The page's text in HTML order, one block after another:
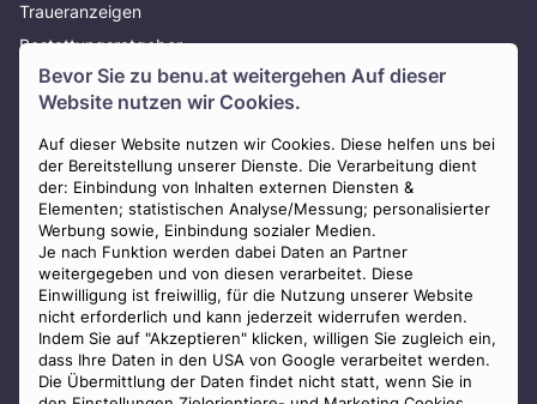
Bevor Sie zu benu.at weitergehen Auf dieser
Website nutzen wir Cookies.
Auf dieser Website nutzen wir Cookies. Diese helfen uns bei
der Bereitstellung unserer Dienste. Die Verarbeitung dient
der: Einbindung von Inhalten externen Diensten &
Elementen; statistischen Analyse/Messung; personalisierter
Werbung sowie, Einbindung sozialer Medien.
Je nach Funktion werden dabei Daten an Partner
weitergegeben und von diesen verarbeitet. Diese
Einwilligung ist freiwillig, für die Nutzung unserer Website
nicht erforderlich und kann jederzeit widerrufen werden.
Indem Sie auf "Akzeptieren" klicken, willigen Sie zugleich ein,
dass Ihre Daten in den USA von Google verarbeitet werden.
Die Übermittlung der Daten findet nicht statt, wenn Sie in
Traueranzeigen
Bestattungsratgeber
Über uns
Presse
AGB
Impressum
Datenschutz
Widerrufsbelehrung
Zahlungsmöglichkeiten